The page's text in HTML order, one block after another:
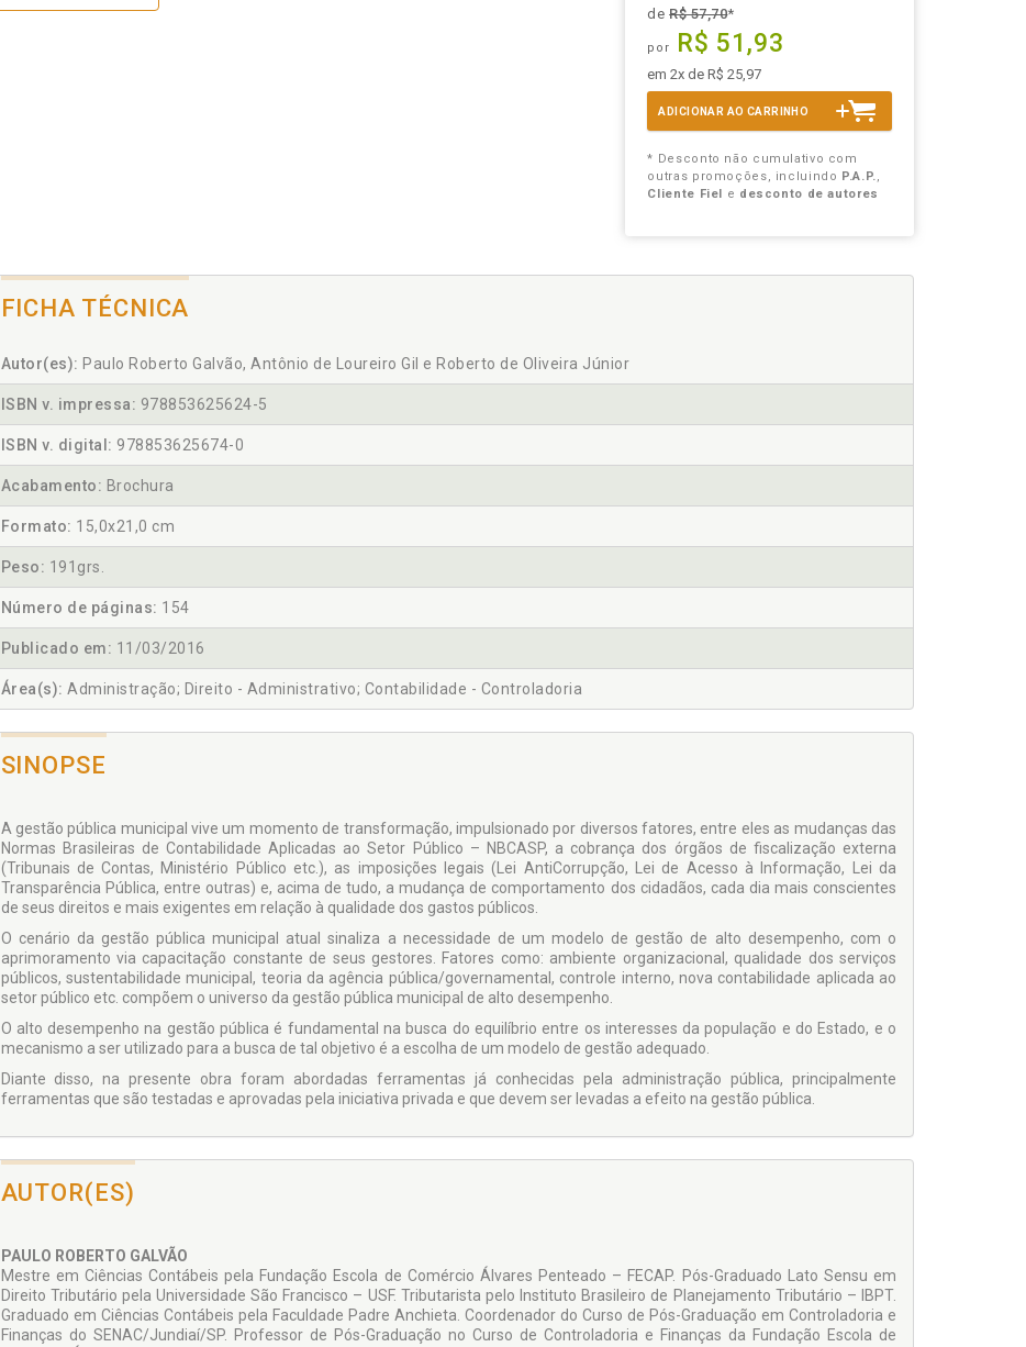
deR$ 57,70*
por R$ 51,93
em 2x de R$ 25,97
ADICIONAR AO CARRINHO
* Desconto não cumulativo com
outras promoções, incluindo P.A.P.,
Cliente Fiel
e desconto de autores
FICHA TÉCNICA
Autor(es): Paulo Roberto Galvão, Antônio de Loureiro Gil e Roberto de Oliveira Júnior
ISBN v. impressa: 978853625624-5
ISBN v. digital: 978853625674-0
Acabamento: Brochura
Formato: 15,0x21,0 cm
Peso: 191grs.
Número de páginas: 154
Publicado em: 11/03/2016
Área(s): Administração; Direito - Administrativo; Contabilidade - Controladoria
SINOPSE
A gestão pública municipal vive um momento de transformação, impulsionado por diversos fatores, entre eles as mudanças das
Normas Brasileiras de Contabilidade Aplicadas ao Setor Público – NBCASP, a cobrança dos órgãos de fiscalização externa
(Tribunais de Contas, Ministério Público etc.), as imposições legais (Lei AntiCorrupção, Lei de Acesso à Informação, Lei da
Transparência Pública, entre outras) e, acima de tudo, a mudança de comportamento dos cidadãos, cada dia mais conscientes
de seus direitos e mais exigentes em relação à qualidade dos gastos públicos.
O cenário da gestão pública municipal atual sinaliza a necessidade de um modelo de gestão de alto desempenho, com o
aprimoramento via capacitação constante de seus gestores. Fatores como: ambiente organizacional, qualidade dos serviços
públicos, sustentabilidade municipal, teoria da agência pública/governamental, controle interno, nova contabilidade aplicada ao
setor público etc. compõem o universo da gestão pública municipal de alto desempenho.
O alto desempenho na gestão pública é fundamental na busca do equilíbrio entre os interesses da população e do Estado, e o
mecanismo a ser utilizado para a busca de tal objetivo é a escolha de um modelo de gestão adequado.
Diante disso, na presente obra foram abordadas ferramentas já conhecidas pela administração pública, principalmente
ferramentas que são testadas e aprovadas pela iniciativa privada e que devem ser levadas a efeito na gestão pública.
AUTOR(ES)
PAULO ROBERTO GALVÃO
Mestre em Ciências Contábeis pela Fundação Escola de Comércio Álvares Penteado – FECAP. Pós-Graduado Lato Sensu em
Direito Tributário pela Universidade São Francisco – USF. Tributarista pelo Instituto Brasileiro de Planejamento Tributário – IBPT.
Graduado em Ciências Contábeis pela Faculdade Padre Anchieta. Coordenador do Curso de Pós-Graduação em Controladoria e
Finanças do SENAC/Jundiaí/SP. Professor de Pós-Graduação no Curso de Controladoria e Finanças da Fundação Escola de